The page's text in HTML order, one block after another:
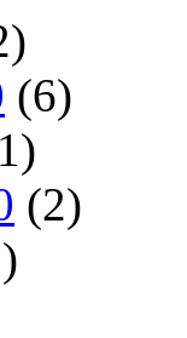
(6)
(2)